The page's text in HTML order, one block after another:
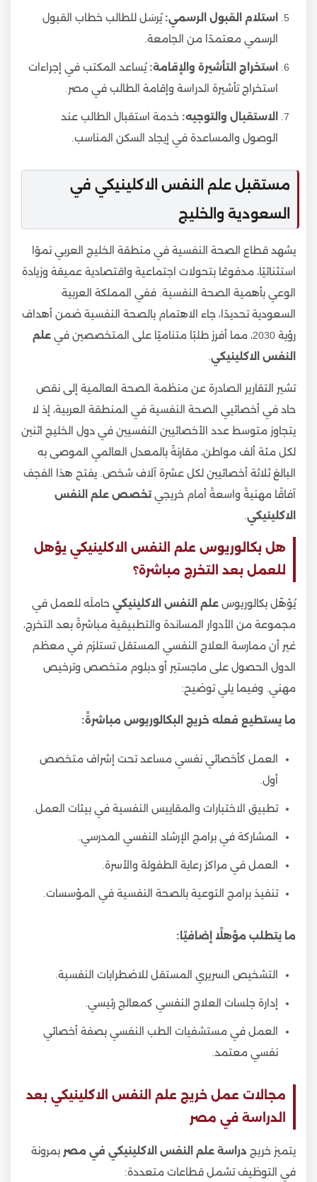
استلام القبول الرسمي: يُرسَل للطالب خطاب القبول
الرسمي معتمدًا من الجامعة.
استخراج التأشيرة والإقامة: يُساعد المكتب في إجراءات
استخراج تأشيرة الدراسة وإقامة الطالب في مصر.
الاستقبال والتوجيه: خدمة استقبال الطالب عند
الوصول والمساعدة في إيجاد السكن المناسب.
مستقبل علم النفس الاكلينيكي في
السعودية والخليج
يشهد قطاع الصحة النفسية في منطقة الخليج العربي نموًا
استثنائيًا، مدفوعًا بتحولات اجتماعية واقتصادية عميقة وزيادة
الوعي بأهمية الصحة النفسية. ففي المملكة العربية
السعودية تحديدًا، جاء الاهتمام بالصحة النفسية ضمن أهداف
رؤية 2030، مما أفرز طلبًا متناميًا على المتخصصين في
علم
النفس الاكلينيكي.
تشير التقارير الصادرة عن منظمة الصحة العالمية إلى نقص
حاد في أخصائيي الصحة النفسية في المنطقة العربية، إذ لا
يتجاوز متوسط عدد الأخصائيين النفسيين في دول الخليج اثنين
لكل مئة ألف مواطن، مقارنةً بالمعدل العالمي الموصى به
البالغ ثلاثة أخصائيين لكل عشرة آلاف شخص. يفتح هذا الفجف
آفاقًا مهنيةً واسعةً أمام خريجيتخصص علم النفس
الاكلينيكي.
هل بكالوريوس علم النفس الاكلينيكي يؤهل
للعمل بعد التخرج مباشرة؟
يُؤهّل بكالوريوس علم النفس الاكلينيكي حاملَه للعمل في
مجموعة من الأدوار المساندة والتطبيقية مباشرةً بعد التخرج،
غير أن ممارسة العلاج النفسي المستقل تستلزم في معظم
الدول الحصول على ماجستير أو دبلوم متخصص وترخيص
مهني. وفيما يلي توضيح:
ما يستطيع فعله خريج البكالوريوس مباشرةً:
العمل كأخصائي نفسي مساعد تحت إشراف متخصص
أول.
تطبيق الاختبارات والمقاييس النفسية في بيئات العمل.
المشاركة في برامج الإرشاد النفسي المدرسي.
العمل في مراكز رعاية الطفولة والأسرة.
تنفيذ برامج التوعية بالصحة النفسية في المؤسسات.
ما يتطلب مؤهلًا إضافيًا:
التشخيص السريري المستقل للاضطرابات النفسية.
إدارة جلسات العلاج النفسي كمعالج رئيسي.
العمل في مستشفيات الطب النفسي بصفة أخصائي
نفسي معتمد.
مجالات عمل خريج علم النفس الاكلينيكي بعد
الدراسة في مصر
يتميز خريج دراسة علم النفس الاكلينيكي في مصر بمرونة
في التوظيف تشمل قطاعات متعددة: